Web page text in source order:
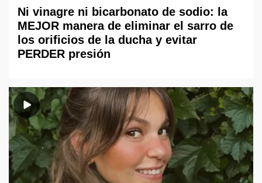
Ni vinagre ni bicarbonato de sodio: la
MEJOR manera de eliminar el sarro de
los orificios de la ducha y evitar
PERDER presión